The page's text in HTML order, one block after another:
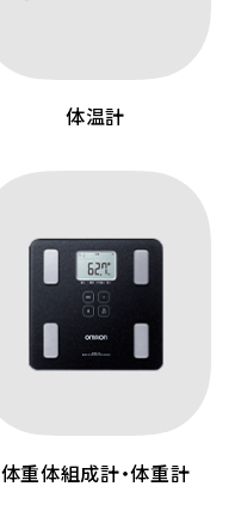
体温計
体重体組成計・体重計